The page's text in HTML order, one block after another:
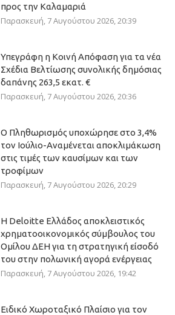
προς την Καλαμαριά
Παρασκευή, 7 Αυγούστου 2026, 20:39
Υπεγράφη η Κοινή Απόφαση για τα νέα
Σχέδια Βελτίωσης συνολικής δημόσιας
δαπάνης 263,5 εκατ. €
Παρασκευή, 7 Αυγούστου 2026, 20:36
Ο Πληθωρισμός υποχώρησε στο 3,4%
τον Ιούλιο-Αναμένεται αποκλιμάκωση
στις τιμές των καυσίμων και των
τροφίμων
Παρασκευή, 7 Αυγούστου 2026, 20:29
Η Deloitte Ελλάδος αποκλειστικός
χρηματοοικονομικός σύμβουλος του
Ομίλου ΔΕΗ για τη στρατηγική είσοδό
του στην πολωνική αγορά ενέργειας
Παρασκευή, 7 Αυγούστου 2026, 19:42
Ειδικό Χωροταξικό Πλαίσιο για τον